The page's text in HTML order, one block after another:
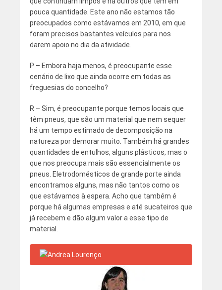
pouca quantidade. Este ano não estamos tão
preocupados como estávamos em 2010, em que
foram precisos bastantes veículos para nos
darem apoio no dia da atividade.
P – Embora haja menos, é preocupante esse
cenário de lixo que ainda ocorre em todas as
freguesias do concelho?
R – Sim, é preocupante porque temos locais que
têm pneus, que são um material que nem sequer
há um tempo estimado de decomposição na
natureza por demorar muito. Também há grandes
quantidades de entulhos, alguns plásticos, mas o
que nos preocupa mais são essencialmente os
pneus. Eletrodomésticos de grande porte ainda
encontramos alguns, mas não tantos como os
que estávamos à espera. Acho que também é
porque há algumas empresas e até sucateiros que
já recebem e dão algum valor a esse tipo de
material.